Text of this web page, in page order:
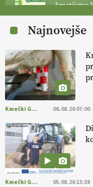
kmetijstvo
EKOloško
EVROPA
EKOloško
B'ZGAR
Najnovejše
Kmečki Glas 06.08.26 07:00
Kmečki Glas 05.08.26 13:38